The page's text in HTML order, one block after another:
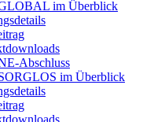
im Überblick
Abschluss
im Überblick